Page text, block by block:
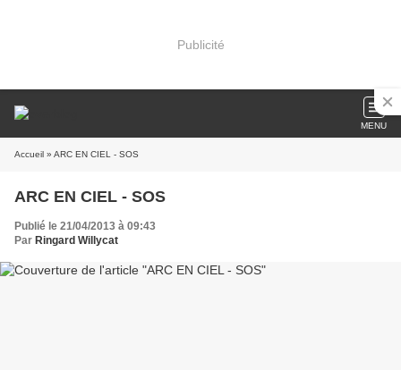
Publicité
MENU
Accueil » ARC EN CIEL - SOS
ARC EN CIEL - SOS
Publié le 21/04/2013 à 09:43
Par Ringard Willycat